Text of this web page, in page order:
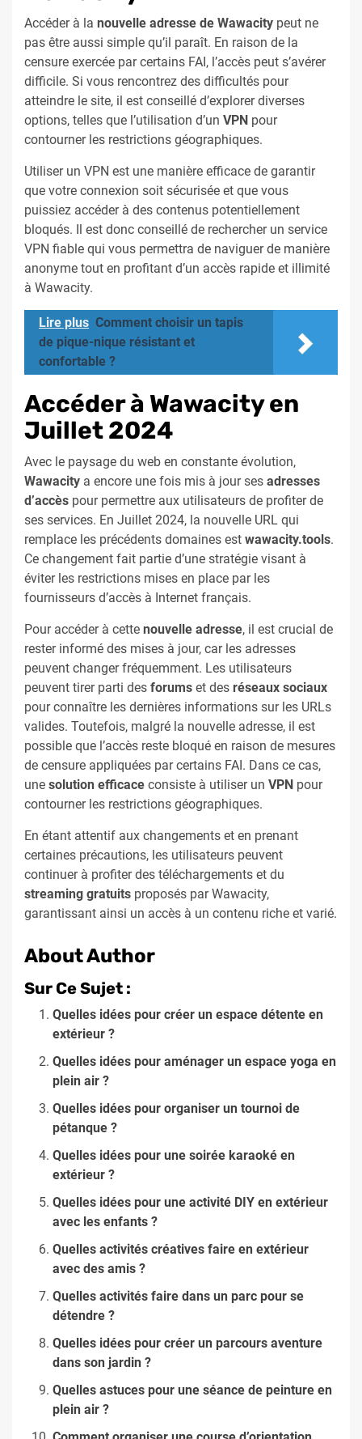
Accéder à la nouvelle adresse de Wawacity peut ne
pas être aussi simple qu’il paraît. En raison de la
censure exercée par certains FAI, l’accès peut s’avérer
difficile. Si vous rencontrez des difficultés pour
atteindre le site, il est conseillé d’explorer diverses
options, telles que l’utilisation d’un VPN pour
contourner les restrictions géographiques.
Utiliser un VPN est une manière efficace de garantir
que votre connexion soit sécurisée et que vous
puissiez accéder à des contenus potentiellement
bloqués. Il est donc conseillé de rechercher un service
VPN fiable qui vous permettra de naviguer de manière
anonyme tout en profitant d’un accès rapide et illimité
à Wawacity.
Lire plus Comment choisir un tapis
de pique-nique résistant et
confortable ?
Accéder à Wawacity en
Juillet 2024
Avec le paysage du web en constante évolution,
Wawacity a encore une fois mis à jour ses adresses
d’accès pour permettre aux utilisateurs de profiter de
ses services. En Juillet 2024, la nouvelle URL qui
remplace les précédents domaines est wawacity.tools.
Ce changement fait partie d’une stratégie visant à
éviter les restrictions mises en place par les
fournisseurs d’accès à Internet français.
Pour accéder à cette nouvelle adresse, il est crucial de
rester informé des mises à jour, car les adresses
peuvent changer fréquemment. Les utilisateurs
peuvent tirer parti des forums et des réseaux sociaux
pour connaître les dernières informations sur les URLs
valides. Toutefois, malgré la nouvelle adresse, il est
possible que l’accès reste bloqué en raison de mesures
de censure appliquées par certains FAI. Dans ce cas,
une solution efficace consiste à utiliser un VPN pour
contourner les restrictions géographiques.
En étant attentif aux changements et en prenant
certaines précautions, les utilisateurs peuvent
continuer à profiter des téléchargements et du
streaming gratuits proposés par Wawacity,
garantissant ainsi un accès à un contenu riche et varié.
About Author
Sur Ce Sujet :
Quelles idées pour créer un espace détente en
extérieur ?
Quelles idées pour aménager un espace yoga en
plein air ?
Quelles idées pour organiser un tournoi de
pétanque ?
Quelles idées pour une soirée karaoké en
extérieur ?
Quelles idées pour une activité DIY en extérieur
avec les enfants ?
Quelles activités créatives faire en extérieur
avec des amis ?
Quelles activités faire dans un parc pour se
détendre ?
Quelles idées pour créer un parcours aventure
dans son jardin ?
Quelles astuces pour une séance de peinture en
plein air ?